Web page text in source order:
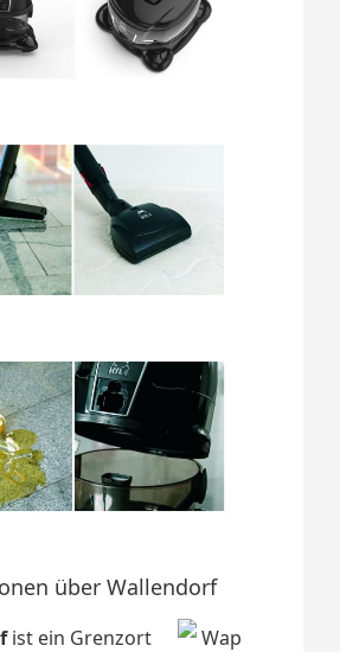
über Wallendorf
ist ein Grenzort